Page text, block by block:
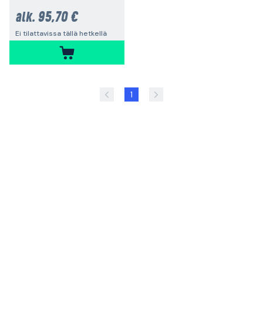
alk. 95,70 €
Ei tilattavissa tällä hetkellä
1